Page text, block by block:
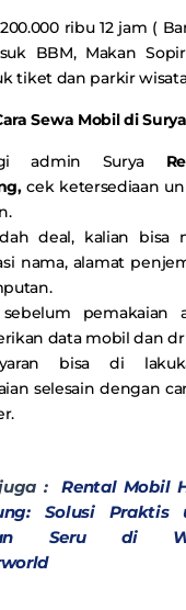
ribu 12 jam (
BBM, Makan
tiket dan parkir
Sewa Mobil di
admin Surya
,cek ketersediaan
deal, kalian bisa
nama, alamat
pemakaian
data mobil dan
bisa di
selesain dengan
juga :Rental Mobil
Solusi Praktis
Seru di